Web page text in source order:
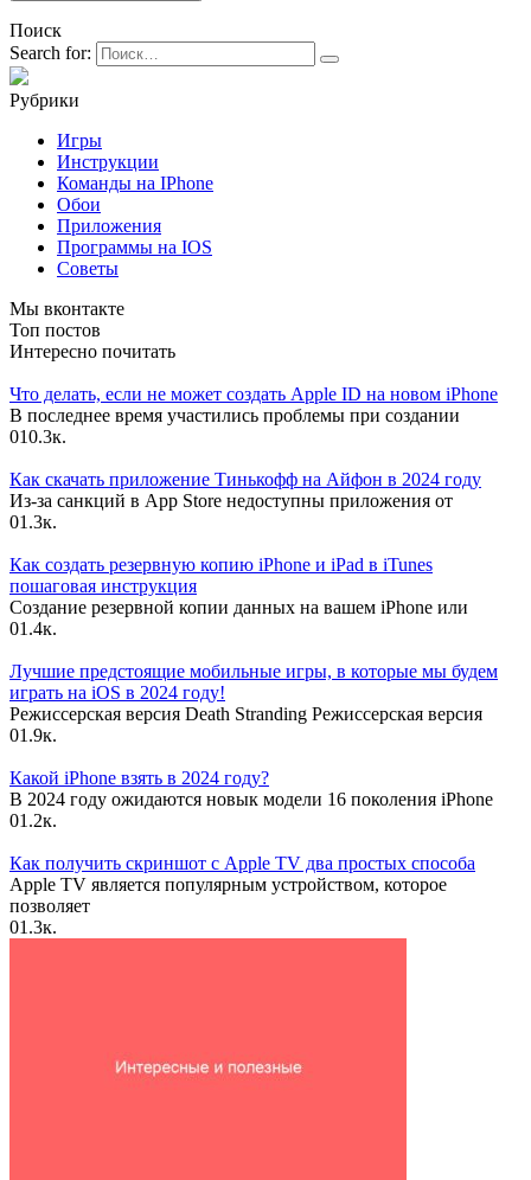
Поиск
Search for:
Рубрики
Игры
Инструкции
Команды на IPhone
Обои
Приложения
Программы на IOS
Советы
Мы вконтакте
Топ постов
Интересно почитать
Что делать, если не может создать Apple ID на новом iPhone
В последнее время участились проблемы при создании
010.3к.
Как скачать приложение Тинькофф на Айфон в 2024 году
Из-за санкций в App Store недоступны приложения от
01.3к.
Как создать резервную копию iPhone и iPad в iTunes
пошаговая инструкция
Создание резервной копии данных на вашем iPhone или
01.4к.
Лучшие предстоящие мобильные игры, в которые мы будем
играть на iOS в 2024 году!
Режиссерская версия Death Stranding Режиссерская версия
01.9к.
Какой iPhone взять в 2024 году?
В 2024 году ожидаются новык модели 16 поколения iPhone
01.2к.
Как получить скриншот с Apple TV два простых способа
Apple TV является популярным устройством, которое
позволяет
01.3к.